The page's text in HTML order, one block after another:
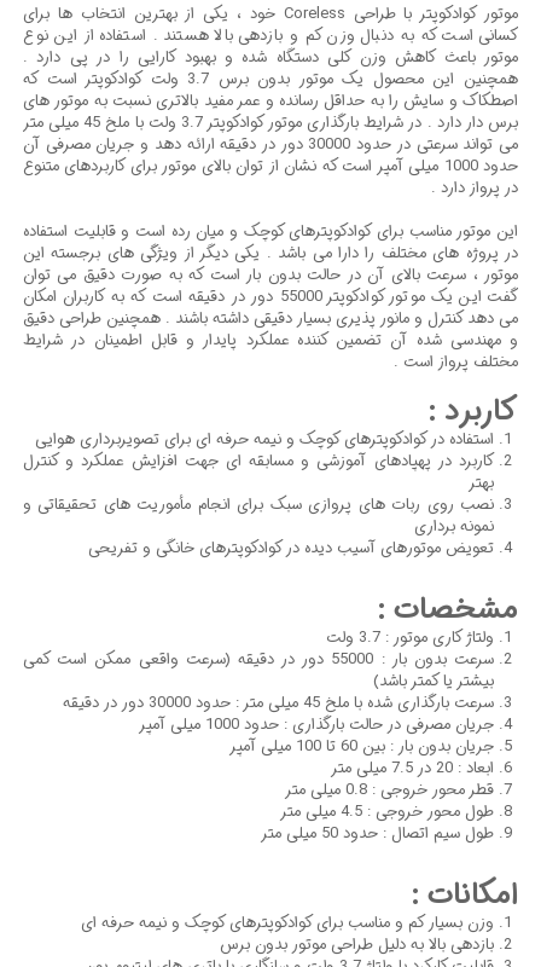
موتور کوادکوپتر با طراحی Coreless خود ، یکی از بهترین انتخاب ها برای
کسانی است که به دنبال وزن کم و بازدهی بالا هستند . استفاده از این نوع
موتور باعث کاهش وزن کلی دستگاه شده و بهبود کارایی را در پی دارد .
همچنین این محصول یک موتور بدون برس 3.7 ولت کوادکوپتر است که
اصطکاک و سایش را به حداقل رسانده و عمر مفید بالاتری نسبت به موتور های
برس دار دارد . در شرایط بارگذاری موتور کوادکوپتر 3.7 ولت با ملخ 45 میلی متر
می تواند سرعتی در حدود 30000 دور در دقیقه ارائه دهد و جریان مصرفی آن
حدود 1000 میلی آمپر است که نشان از توان بالای موتور برای کاربردهای متنوع
در پرواز دارد .
این موتور مناسب برای کوادکوپترهای کوچک و میان رده است و قابلیت استفاده
در پروژه های مختلف را دارا می باشد . یکی دیگر از ویژگی های برجسته این
موتور ، سرعت بالای آن در حالت بدون بار است که به صورت دقیق می توان
گفت این یک موتور کوادکوپتر 55000 دور در دقیقه است که به کاربران امکان
می دهد کنترل و مانور پذیری بسیار دقیقی داشته باشند . همچنین طراحی دقیق
و مهندسی شده آن تضمین کننده عملکرد پایدار و قابل اطمینان در شرایط
مختلف پرواز است .
کاربرد :
استفاده در کوادکوپترهای کوچک و نیمه حرفه ای برای تصویربرداری هوایی
کاربرد در پهپادهای آموزشی و مسابقه ای جهت افزایش عملکرد و کنترل
بهتر
نصب روی ربات های پروازی سبک برای انجام مأموریت های تحقیقاتی و
نمونه برداری
تعویض موتورهای آسیب دیده در کوادکوپترهای خانگی و تفریحی
مشخصات :
ولتاژ کاری موتور : 3.7 ولت
سرعت بدون بار : 55000 دور در دقیقه (سرعت واقعی ممکن است کمی
بیشتر یا کمتر باشد)
سرعت بارگذاری شده با ملخ 45 میلی متر : حدود 30000 دور در دقیقه
جریان مصرفی در حالت بارگذاری : حدود 1000 میلی آمپر
جریان بدون بار : بین 60 تا 100 میلی آمپر
ابعاد : 20 در 7.5 میلی متر
قطر محور خروجی : 0.8 میلی متر
طول محور خروجی : 4.5 میلی متر
طول سیم اتصال : حدود 50 میلی متر
امکانات :
وزن بسیار کم و مناسب برای کوادکوپترهای کوچک و نیمه حرفه ای
بازدهی بالا به دلیل طراحی موتور بدون برس